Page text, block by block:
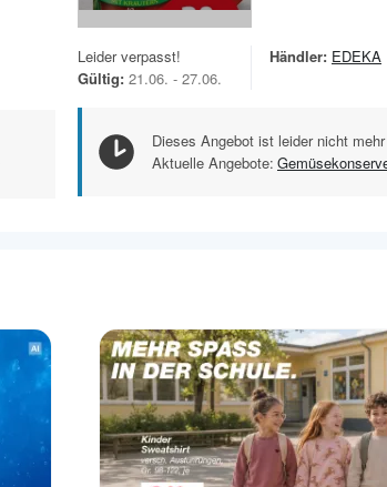
Leider verpasst!
Gültig: 21.06. - 27.06.
Händler: EDEKA
Dieses Angebot ist leider nicht
Aktuelle Angebote: